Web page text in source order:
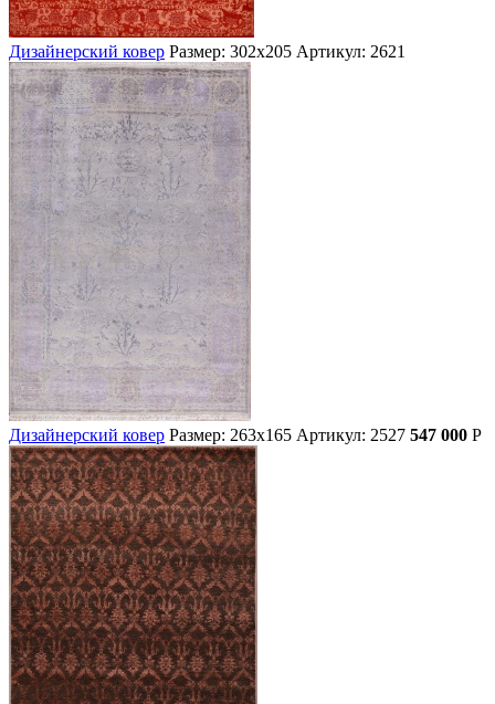
Дизайнерский ковер Размер: 302х205 Артикул: 2621
Дизайнерский ковер Размер: 263х165 Артикул: 2527 547 000 Р